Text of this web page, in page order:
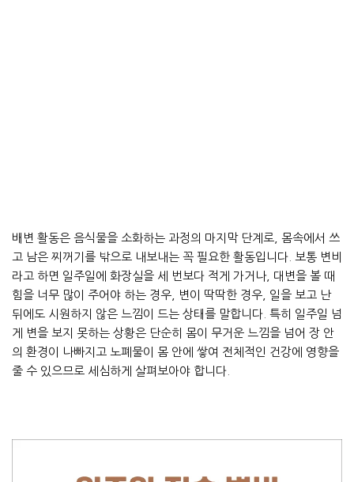
배변 활동은 음식물을 소화하는 과정의 마지막 단계로, 몸속에서 쓰
고 남은 찌꺼기를 밖으로 내보내는 꼭 필요한 활동입니다. 보통 변비
라고 하면 일주일에 화장실을 세 번보다 적게 가거나, 대변을 볼 때
힘을 너무 많이 주어야 하는 경우, 변이 딱딱한 경우, 일을 보고 난
뒤에도 시원하지 않은 느낌이 드는 상태를 말합니다. 특히 일주일 넘
게 변을 보지 못하는 상황은 단순히 몸이 무거운 느낌을 넘어 장 안
의 환경이 나빠지고 노폐물이 몸 안에 쌓여 전체적인 건강에 영향을
줄 수 있으므로 세심하게 살펴보아야 합니다.